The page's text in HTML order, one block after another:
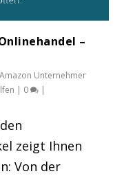
–
Amazon Unternehmer
| 0 |
zeigt Ihnen
Von der